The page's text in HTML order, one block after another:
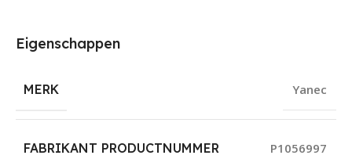
Eigenschappen
MERK Yanec
FABRIKANT PRODUCTNUMMER P1056997